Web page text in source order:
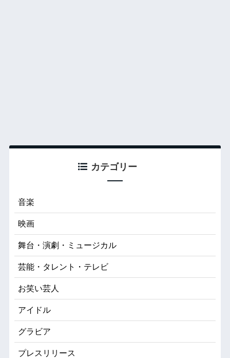
カテゴリー
音楽
映画
舞台・演劇・ミュージカル
芸能・タレント・テレビ
お笑い芸人
アイドル
グラビア
プレスリリース